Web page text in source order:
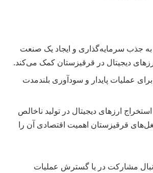
جذب سرمایه‌گذاری و ایجاد یک صنعت
دیجیتال در قرقیزستان کمک می‌کند.
عملیات پایدار و سودآوری بلندمدت
ارزهای دیجیتال در تولید ناخالص
قرقیزستان اهمیت اقتصادی آن را
مشارکت در یا گسترش عملیات